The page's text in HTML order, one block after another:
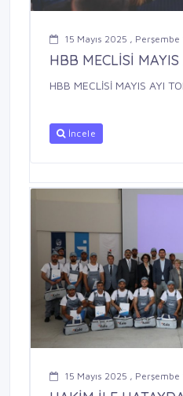
15 Mayıs 2025 , Perşembe
HBB MECLİSİ MAYIS
HBB MECLİSİ MAYIS AYI
İncele
15 Mayıs 2025 , Perşembe